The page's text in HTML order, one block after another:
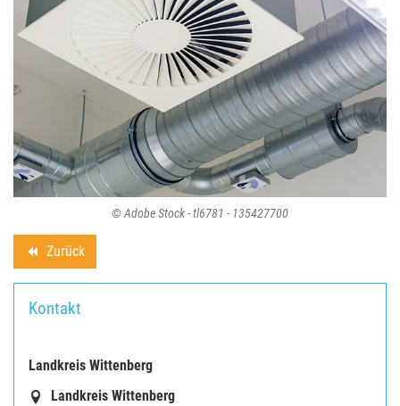
© Adobe Stock - tl6781 - 135427700
backward Zurück
Kontakt
Landkreis Wittenberg
Landkreis Wittenberg